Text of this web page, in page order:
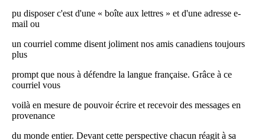
pu disposer c'est d'une « boîte aux lettres » et d'une adresse e-
mail ou
un courriel comme disent joliment nos amis canadiens toujours
plus
prompt que nous à défendre la langue française. Grâce à ce
courriel vous
voilà en mesure de pouvoir écrire et recevoir des messages en
provenance
du monde entier. Devant cette perspective chacun réagit à sa